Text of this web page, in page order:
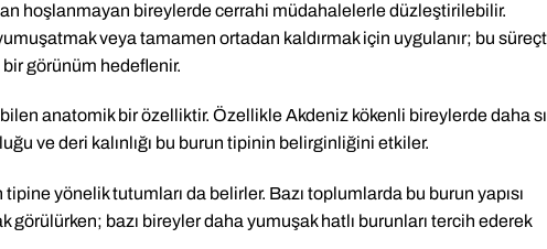
hoşlanmayan bireylerde cerrahi müdahalelerle düzleştirilebilir.
veya tamamen ortadan kaldırmak için uygulanır; bu
görünüm hedeflenir.
anatomik bir özelliktir. Özellikle Akdeniz kökenli bireylerde daha
ve deri kalınlığı bu burun tipinin belirginliğini etkiler.
tipine yönelik tutumları da belirler. Bazı toplumlarda bu burun yapısı
bazı bireyler daha yumuşak hatlı burunları tercih ederek